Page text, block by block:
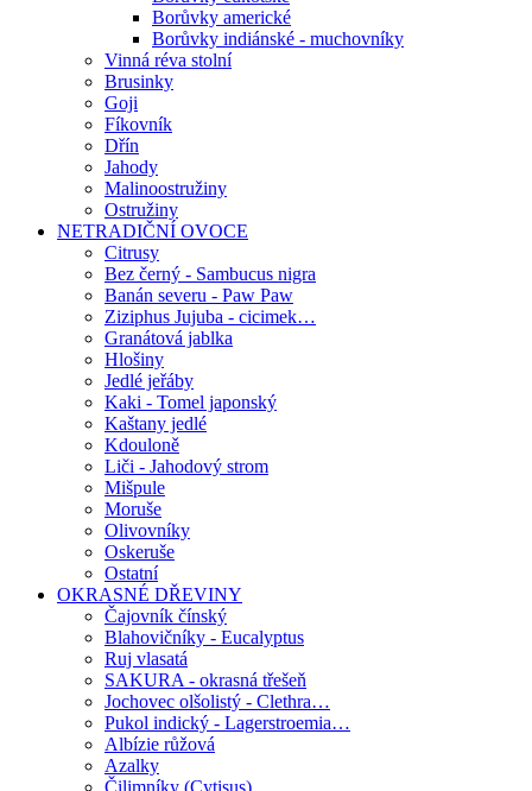
Borůvky americké
Borůvky indiánské - muchovníky
Vinná réva stolní
Brusinky
Goji
Fíkovník
Dřín
Jahody
Malinoostružiny
Ostružiny
NETRADIČNÍ OVOCE
Citrusy
Bez černý - Sambucus nigra
Banán severu - Paw Paw
Ziziphus Jujuba - cicimek…
Granátová jablka
Hlošiny
Jedlé jeřáby
Kaki - Tomel japonský
Kaštany jedlé
Kdouloně
Liči - Jahodový strom
Mišpule
Moruše
Olivovníky
Oskeruše
Ostatní
OKRASNÉ DŘEVINY
Čajovník čínský
Blahovičníky - Eucalyptus
Ruj vlasatá
SAKURA - okrasná třešeň
Jochovec olšolistý - Clethra…
Pukol indický - Lagerstroemia…
Albízie růžová
Azalky
Čilimníky (Cytisus)